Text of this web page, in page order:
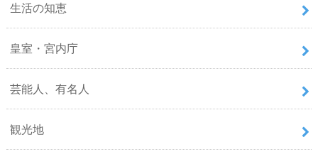
生活の知恵
皇室・宮内庁
芸能人、有名人
観光地